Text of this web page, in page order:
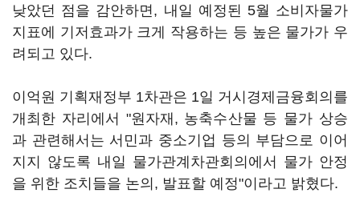
낮았던 점을 감안하면, 내일 예정된 5월 소비자물가
지표에 기저효과가 크게 작용하는 등 높은 물가가 우
려되고 있다.
이억원 기획재정부 1차관은 1일 거시경제금융회의를
개최한 자리에서 "원자재, 농축수산물 등 물가 상승
과 관련해서는 서민과 중소기업 등의 부담으로 이어
지지 않도록 내일 물가관계차관회의에서 물가 안정
을 위한 조치들을 논의, 발표할 예정"이라고 밝혔다.